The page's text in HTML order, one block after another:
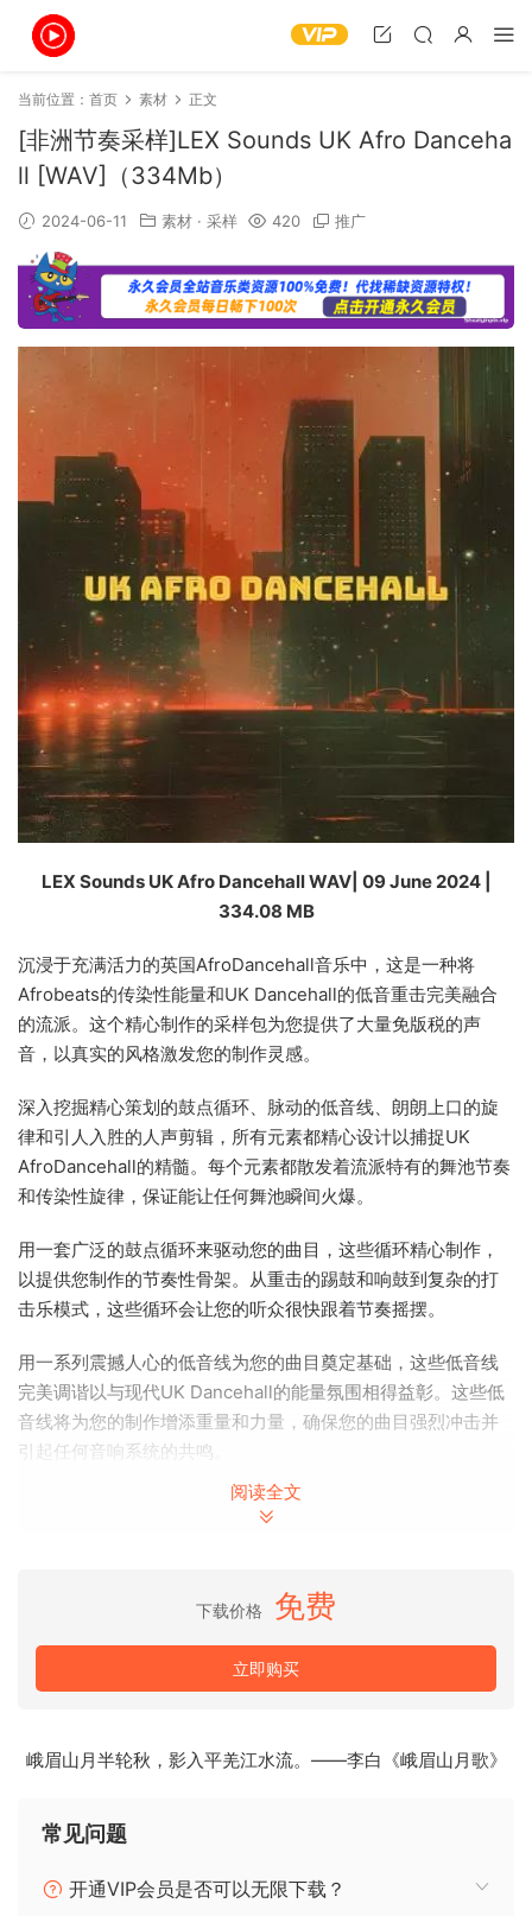
当前位置： 首页 素材 正文
[非洲节奏采样]LEX Sounds UK Afro Danceha
ll [WAV]（334Mb）
2024-06-11 素材 · 采样 420 推广
LEX Sounds UK Afro Dancehall WAV| 09 June 2024 |
334.08 MB
沉浸于充满活力的英国AfroDancehall音乐中，这是一种将
Afrobeats的传染性能量和UK Dancehall的低音重击完美融合
的流派。这个精心制作的采样包为您提供了大量免版税的声
音，以真实的风格激发您的制作灵感。
深入挖掘精心策划的鼓点循环、脉动的低音线、朗朗上口的旋
律和引人入胜的人声剪辑，所有元素都精心设计以捕捉UK
AfroDancehall的精髓。每个元素都散发着流派特有的舞池节奏
和传染性旋律，保证能让任何舞池瞬间火爆。
用一套广泛的鼓点循环来驱动您的曲目，这些循环精心制作，
以提供您制作的节奏性骨架。从重击的踢鼓和响鼓到复杂的打
击乐模式，这些循环会让您的听众很快跟着节奏摇摆。
用一系列震撼人心的低音线为您的曲目奠定基础，这些低音线
完美调谐以与现代UK Dancehall的能量氛围相得益彰。这些低
音线将为您的制作增添重量和力量，确保您的曲目强烈冲击并
引起任何音响系统的共鸣。
用一系列精心制作的旋律元素创作难忘的旋律和引人入胜的旋
有了UK AfroDancehall，您有了创造能够点燃舞池并吸引全球
观众的曲目的工具。无论您是经验丰富的制作人还是刚开始，
包含210个样本
AfroDancehall, a genre that seamlessly blends the
grooves of UK dancehall. This meticulously crafted sample
阅读全文
下载价格 免费
立即购买
峨眉山月半轮秋，影入平羌江水流。——李白《峨眉山月歌》
常见问题
开通VIP会员是否可以无限下载？